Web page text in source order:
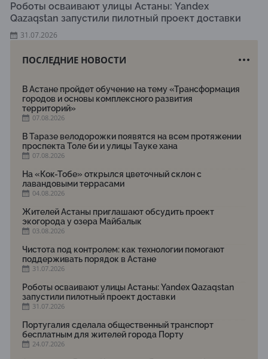
Роботы осваивают улицы Астаны: Yandex
Qazaqstan запустили пилотный проект доставки
31.07.2026
ПОСЛЕДНИЕ НОВОСТИ
В Астане пройдет обучение на тему «Трансформация
городов и основы комплексного развития
территорий»
07.08.2026
В Таразе велодорожки появятся на всем протяжении
проспекта Толе би и улицы Тауке хана
07.08.2026
На «Кок-Тобе» открылся цветочный склон с
лавандовыми террасами
04.08.2026
Жителей Астаны приглашают обсудить проект
экогорода у озера Майбалык
03.08.2026
Чистота под контролем: как технологии помогают
поддерживать порядок в Астане
31.07.2026
Роботы осваивают улицы Астаны: Yandex Qazaqstan
запустили пилотный проект доставки
31.07.2026
Португалия сделала общественный транспорт
бесплатным для жителей города Порту
24.07.2026